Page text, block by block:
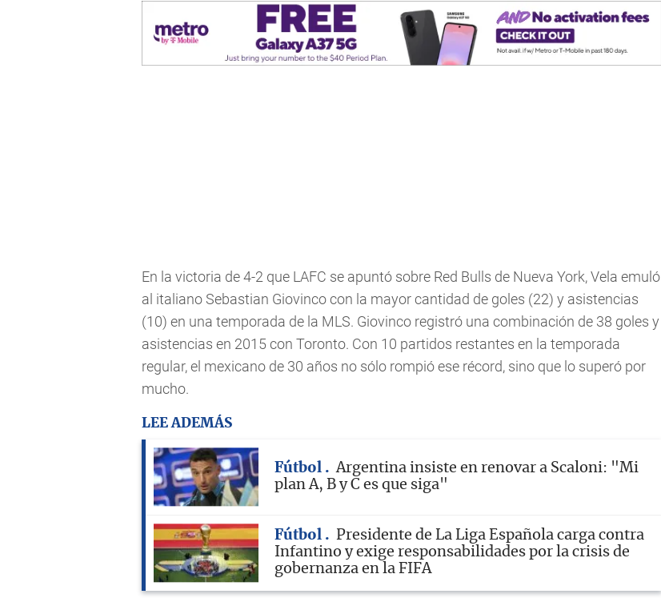
En la victoria de 4-2 que LAFC se apuntó sobre Red Bulls de Nueva York, Vela emuló
al italiano Sebastian Giovinco con la mayor cantidad de goles (22) y asistencias
(10) en una temporada de la MLS. Giovinco registró una combinación de 38 goles y
asistencias en 2015 con Toronto. Con 10 partidos restantes en la temporada
regular, el mexicano de 30 años no sólo rompió ese récord, sino que lo superó por
mucho.
LEE ADEMÁS
Fútbol
Argentina insiste en renovar a Scaloni: "Mi
plan A, B y C es que siga"
Fútbol
Presidente de La Liga Española carga contra
Infantino y exige responsabilidades por la crisis de
gobernanza en la FIFA